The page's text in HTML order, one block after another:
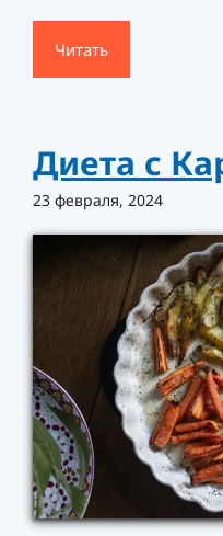
Читать
Диета с
23 февраля, 2024